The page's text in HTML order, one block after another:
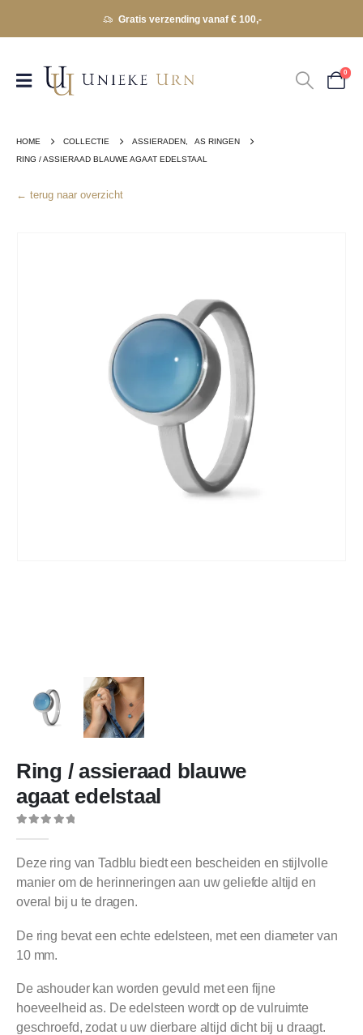
Gratis verzending vanaf € 100,-
0
HOME COLLECTIE ASSIERADEN
AS RINGEN
RING / ASSIERAAD BLAUWE AGAAT EDELSTAAL
← terug naar overzicht
Ring / assieraad blauwe
agaat edelstaal
Deze ring van Tadblu biedt een bescheiden en stijlvolle
manier om de herinneringen aan uw geliefde altijd en
overal bij u te dragen.
De ring bevat een echte edelsteen, met een diameter van
10 mm.
De ashouder kan worden gevuld met een fijne
hoeveelheid as. De edelsteen wordt op de vulruimte
geschroefd, zodat u uw dierbare altijd dicht bij u draagt.